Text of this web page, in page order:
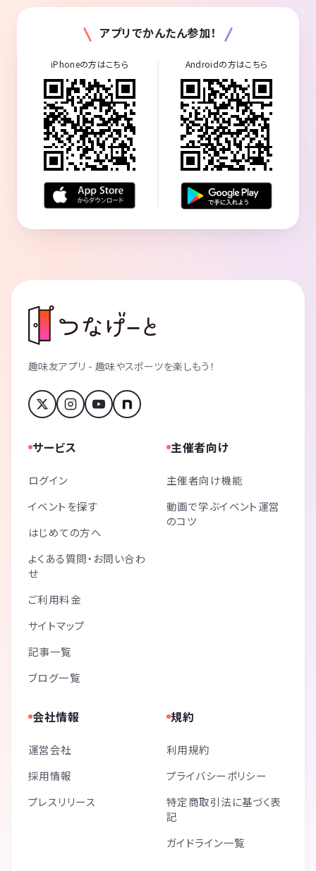
アプリでかんたん参加！
iPhoneの方はこちら Androidの方はこちら
趣味友アプリ - 趣味やスポーツを楽しもう！
サービス
ログイン
イベントを探す
はじめての方へ
よくある質問・お問い合わ
せ
ご利用料金
サイトマップ
記事一覧
ブログ一覧
主催者向け
主催者向け機能
動画で学ぶイベント運営
のコツ
会社情報
運営会社
採用情報
プレスリリース
規約
利用規約
プライバシーポリシー
特定商取引法に基づく表
記
ガイドライン一覧